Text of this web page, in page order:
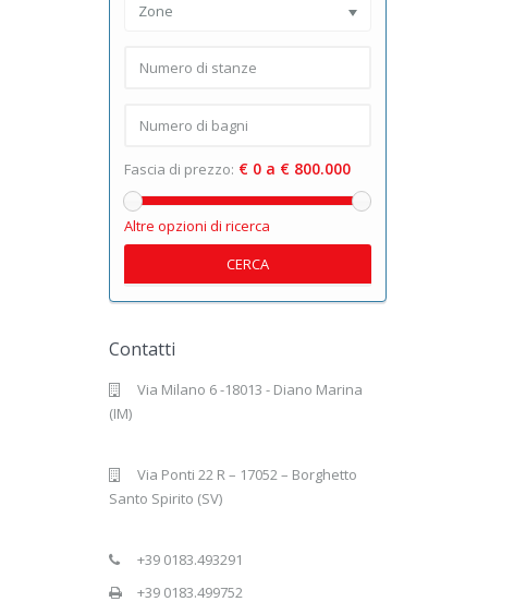
Zone
Fascia di prezzo: € 0 a € 800.000
Altre opzioni di ricerca
CERCA
Contatti
Via Milano 6 -18013 - Diano Marina
(IM)
Via Ponti 22 R – 17052 – Borghetto
Santo Spirito (SV)
+39 0183.493291
+39 0183.499752